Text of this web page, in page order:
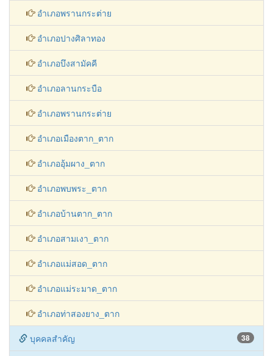
อำเภอพรานกระต่าย
อำเภอปางศิลาทอง
อำเภอบึงสามัคคี
อำเภอลานกระบือ
อำเภอพรานกระต่าย
อำเภอเมืองตาก_ตาก
อำเภออุ้มผาง_ตาก
อำเภอพบพระ_ตาก
อำเภอบ้านตาก_ตาก
อำเภอสามเงา_ตาก
อำเภอแม่สอด_ตาก
อำเภอแม่ระมาด_ตาก
อำเภอท่าสองยาง_ตาก
38
บุคคลสำคัญ